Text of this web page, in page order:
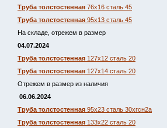
Труба толстостенная 76х16 сталь 45
Труба толстостенная 95х13 сталь 45
На складе, отрежем в размер
04.07.2024
Труба толстостенная 127х12 сталь 20
Труба толстостенная 127х14 сталь 20
Отрежем в размер из наличия
06.06.2024
Труба толстостенная 95х23 сталь 30хгсн2а
Труба толстостенная 133х22 сталь 20